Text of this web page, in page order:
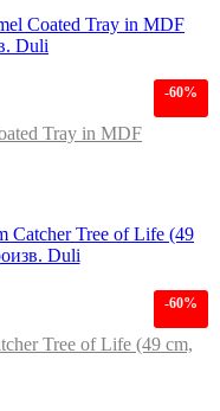
-60%
Tray in MDF
-60%
Tree of Life (49 cm,